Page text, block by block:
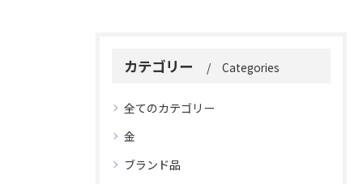
カテゴリー Categories
全てのカテゴリー
金
ブランド品